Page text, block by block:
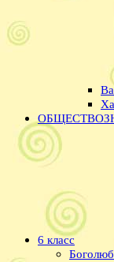
6 класс